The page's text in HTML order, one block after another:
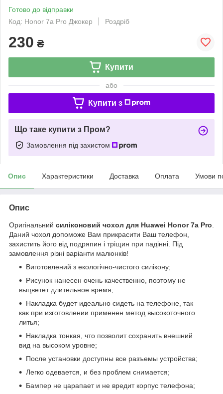
Готово до відправки
Код: Honor 7a Pro Джокер
Роздріб
230 ₴
Купити
або
Купити з
Що таке купити з Пром?
Замовлення під захистом
Опис Характеристики Доставка Оплата Умови
Опис
Оригінальний силіконовий чохол для Huawei Honor 7a Pro
Даний чохол допоможе Вам прикрасити Ваш телефон,
захистить його від подряпин і тріщин при падінні. Під
замовлення різні варіанти малюнків!
Виготовлений з екологічно-чистого силікону;
Рисунок нанесен очень качественно, поэтому не
выцветет длительное время;
Накладка будет идеально сидеть на телефоне, так
как при изготовлении применен метод высокоточного
литья;
Накладка тонкая, что позволит сохранить внешний
вид на высоком уровне;
После установки доступны все разъемы устройства;
Легко одевается, и без проблем снимается;
Бампер не царапает и не вредит корпус телефона;